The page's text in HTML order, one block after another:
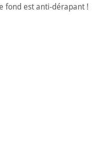
fond est anti-dérapant !